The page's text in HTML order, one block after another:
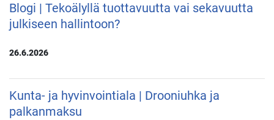
Blogi | Tekoälyllä tuottavuutta vai sekavuutta
julkiseen hallintoon?
26.6.2026
Kunta- ja hyvinvointiala | Drooniuhka ja
palkanmaksu